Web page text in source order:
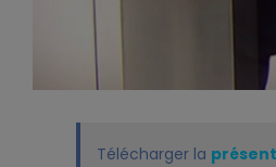
Télécharger la